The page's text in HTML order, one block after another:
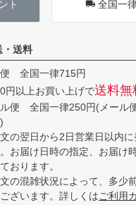
ト 全国一
・送料
全国一律715円
円以上お買い上げで送料無
ル便 全国一律250円(メール
の翌日から2日営業日以内に
お届け日時の指定、お届け
おります。
の混雑状況によって、多少
ざいます。詳しくはご利用